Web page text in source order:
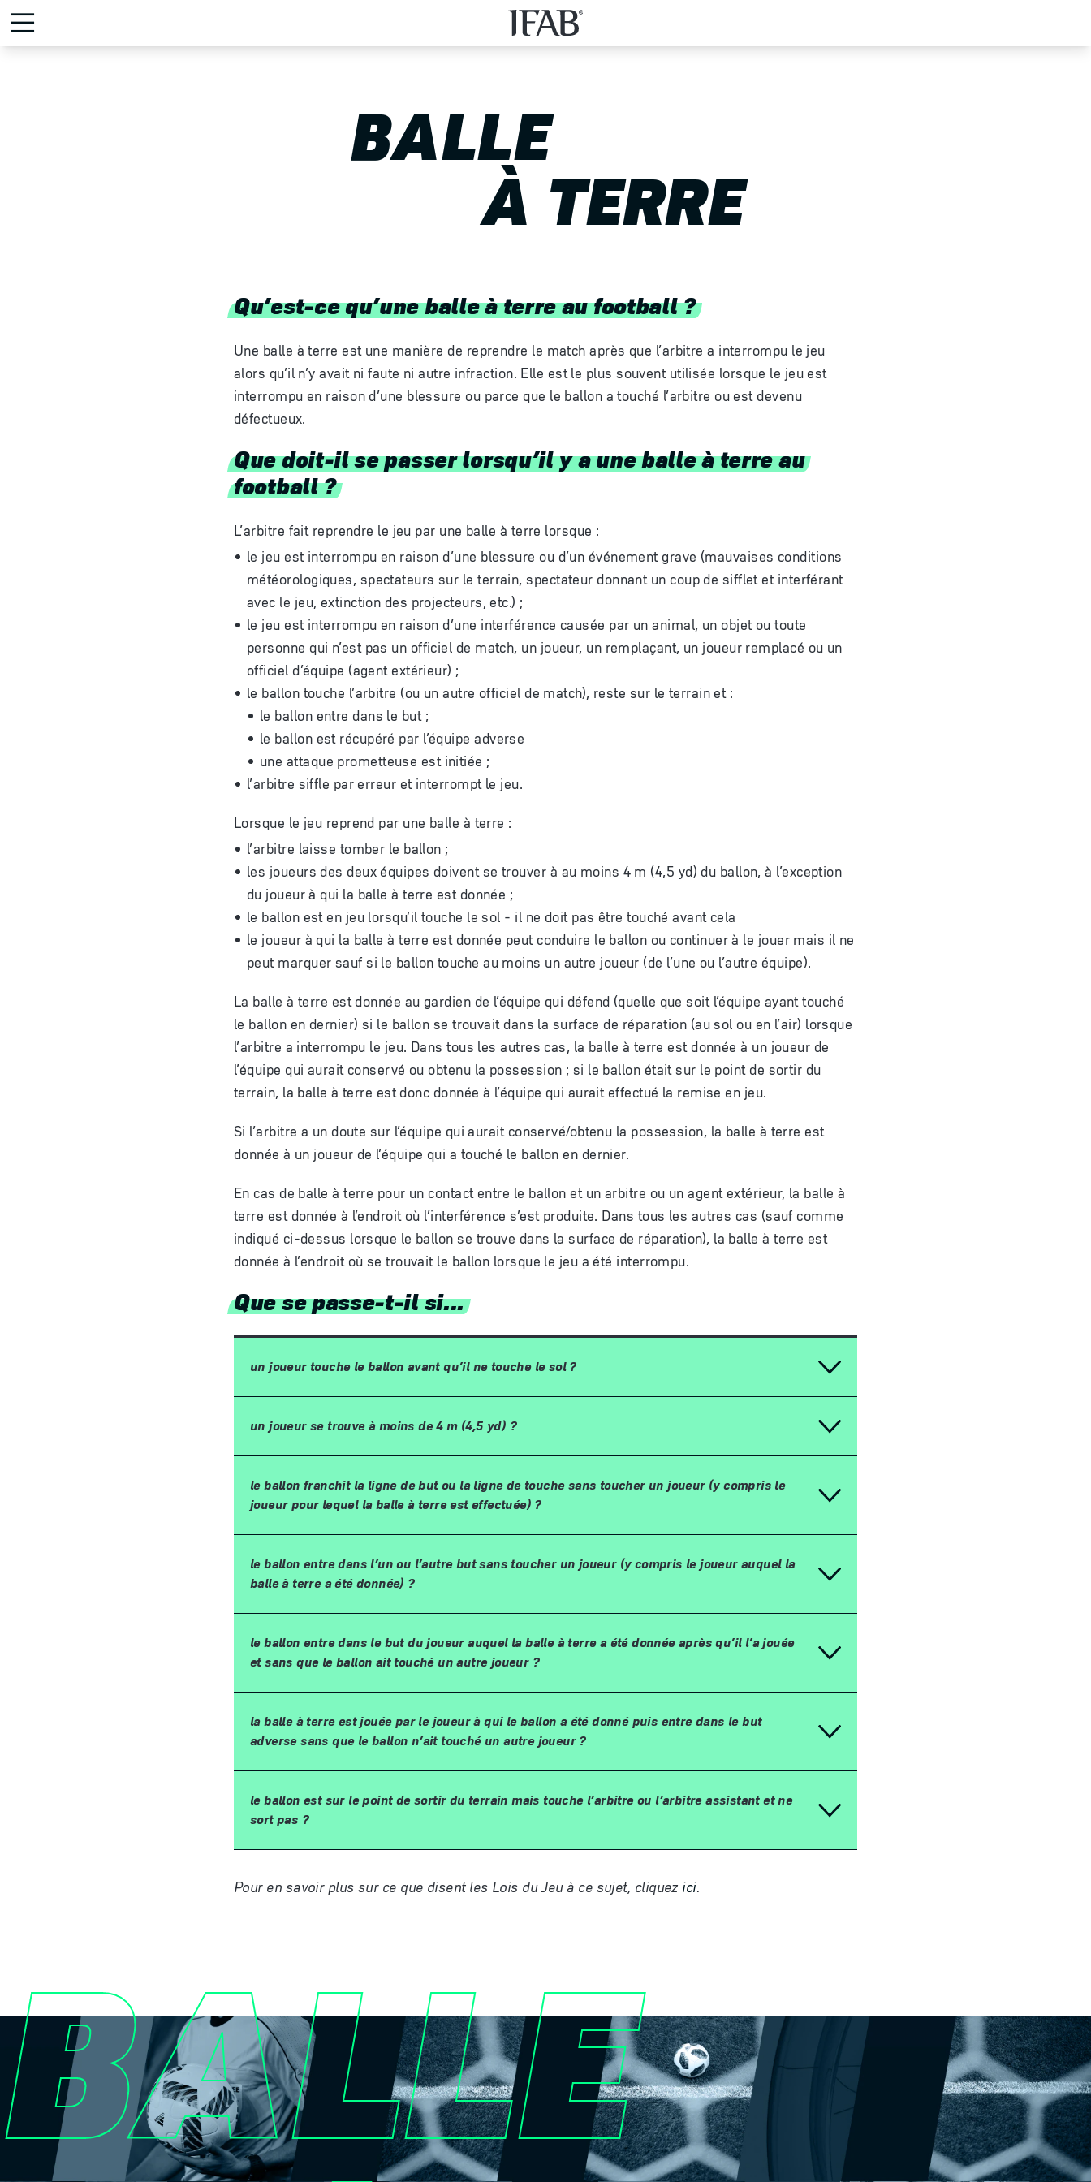
BALLE
À TERRE
Qu’est-ce qu’une balle à terre au football ?
Une balle à terre est une manière de reprendre le match après que l’arbitre a interrompu le jeu
alors qu’il n’y avait ni faute ni autre infraction. Elle est le plus souvent utilisée lorsque le jeu est
interrompu en raison d’une blessure ou parce que le ballon a touché l’arbitre ou est devenu
défectueux.
Que doit-il se passer lorsqu’il y a une balle à terre au
football ?
L’arbitre fait reprendre le jeu par une balle à terre lorsque :
le jeu est interrompu en raison d’une blessure ou d’un événement grave (mauvaises conditions
météorologiques, spectateurs sur le terrain, spectateur donnant un coup de sifflet et interférant
avec le jeu, extinction des projecteurs, etc.) ;
le jeu est interrompu en raison d’une interférence causée par un animal, un objet ou toute
personne qui n’est pas un officiel de match, un joueur, un remplaçant, un joueur remplacé ou un
officiel d’équipe (agent extérieur) ;
le ballon touche l’arbitre (ou un autre officiel de match), reste sur le terrain et :
le ballon entre dans le but ;
le ballon est récupéré par l’équipe adverse
une attaque prometteuse est initiée ;
l’arbitre siffle par erreur et interrompt le jeu.
Lorsque le jeu reprend par une balle à terre :
l’arbitre laisse tomber le ballon ;
les joueurs des deux équipes doivent se trouver à au moins 4 m (4,5 yd) du ballon, à l’exception
du joueur à qui la balle à terre est donnée ;
le ballon est en jeu lorsqu’il touche le sol - il ne doit pas être touché avant cela
le joueur à qui la balle à terre est donnée peut conduire le ballon ou continuer à le jouer mais il ne
peut marquer sauf si le ballon touche au moins un autre joueur (de l’une ou l’autre équipe).
La balle à terre est donnée au gardien de l’équipe qui défend (quelle que soit l’équipe ayant touché
le ballon en dernier) si le ballon se trouvait dans la surface de réparation (au sol ou en l’air) lorsque
l’arbitre a interrompu le jeu. Dans tous les autres cas, la balle à terre est donnée à un joueur de
l’équipe qui aurait conservé ou obtenu la possession ; si le ballon était sur le point de sortir du
terrain, la balle à terre est donc donnée à l’équipe qui aurait effectué la remise en jeu.
Si l’arbitre a un doute sur l’équipe qui aurait conservé/obtenu la possession, la balle à terre est
donnée à un joueur de l’équipe qui a touché le ballon en dernier.
En cas de balle à terre pour un contact entre le ballon et un arbitre ou un agent extérieur, la balle à
terre est donnée à l’endroit où l’interférence s’est produite. Dans tous les autres cas (sauf comme
indiqué ci-dessus lorsque le ballon se trouve dans la surface de réparation), la balle à terre est
donnée à l’endroit où se trouvait le ballon lorsque le jeu a été interrompu.
Que se passe-t-il si...
un joueur touche le ballon avant qu’il ne touche le sol ?
un joueur se trouve àmoins de 4 m (4,5 yd) ?
le ballon franchit la ligne de but ou la ligne de touche sans toucher un joueur (y compris le
joueur pour lequel la balleàterre est effectuée) ?
le ballon entre dans l’un ou l’autre but sans toucher un joueur (y compris le joueur auquel la
balleàterre aétédonnée) ?
le ballon entre dans le but du joueur auquel la balle àterre a étédonnée après qu’il l’a jouée
et sans que le ballon ait touchéun autre joueur ?
la balle àterre est jouée par le joueuràqui le ballon a étédonnépuis entre dans le but
adverse sans que le ballon n’ait touchéun autre joueur ?
le ballon est sur le point de sortir du terrain mais touche l’arbitre ou l’arbitre assistant et ne
sort pas ?
Pour en savoir plus sur ce que disent les Lois du Jeuà ce sujet, cliquez ici.
BALLE